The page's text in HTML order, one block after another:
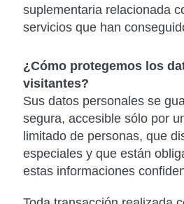
suplementaria relacionada
servicios que han
¿Cómo protegemos los
visitantes?
Sus datos personales se
segura, accesible sólo por
limitado de personas, que
especiales y que están
estas informaciones